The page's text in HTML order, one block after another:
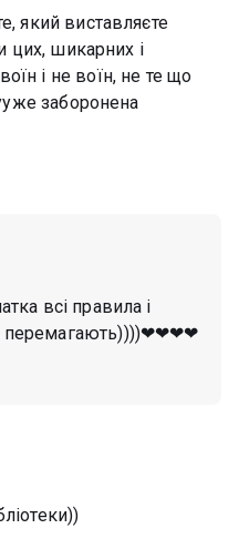
який виставляєте
цих, шикарних і
і не воїн, не те що
заборонена
всі правила і
перемагають))))❤❤❤❤